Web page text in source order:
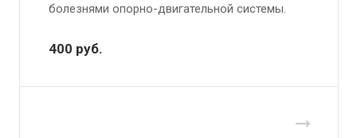
болезнями опорно-двигательной системы.
400 руб.